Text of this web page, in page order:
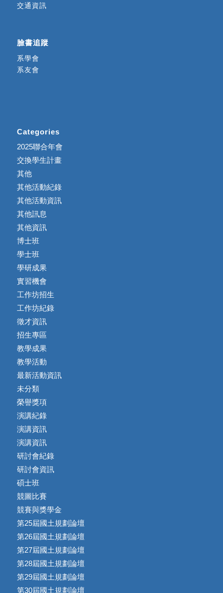
交通資訊
臉書追蹤
系學會
系友會
Categories
2025聯合年會
交換學生計畫
其他
其他活動紀錄
其他活動資訊
其他訊息
其他資訊
博士班
學士班
學研成果
實習機會
工作坊招生
工作坊紀錄
徵才資訊
招生專區
教學成果
教學活動
最新活動資訊
未分類
榮譽獎項
演講紀錄
演講資訊
演講資訊
研討會紀錄
研討會資訊
碩士班
競圖比賽
競賽與獎學金
第25屆國土規劃論壇
第26屆國土規劃論壇
第27屆國土規劃論壇
第28屆國土規劃論壇
第29屆國土規劃論壇
第30屆國土規劃論壇